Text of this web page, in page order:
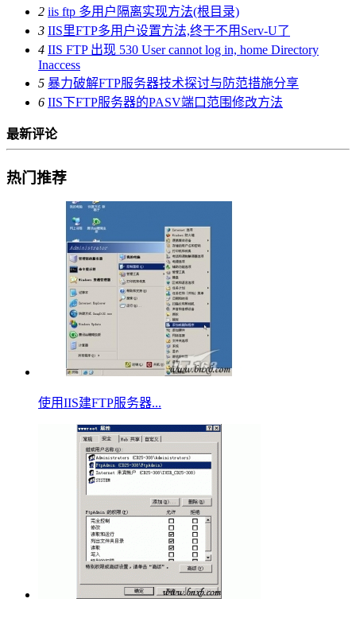
2 iis ftp 多用户隔离实现方法(根目录)
3 IIS里FTP多用户设置方法,终于不用Serv-U了
4 IIS FTP 出现 530 User cannot log in, home Directory
Inaccess
5 暴力破解FTP服务器技术探讨与防范措施分享
6 IIS下FTP服务器的PASV端口范围修改方法
最新评论
热门推荐
使用IIS建FTP服务器...